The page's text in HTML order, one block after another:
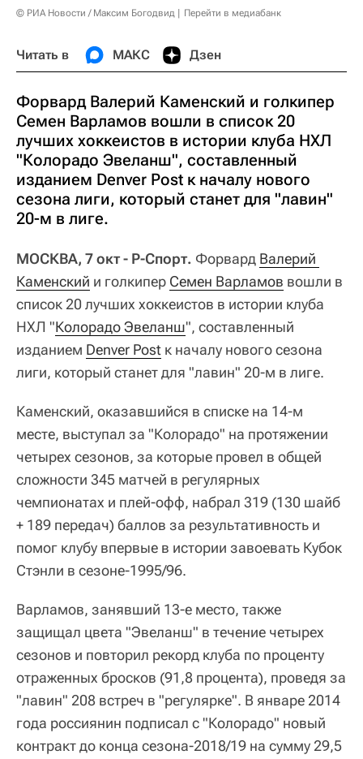
© РИА Новости / Максим Богодвид Перейти в медиабанк
Читать в МАКС Дзен
Форвард Валерий Каменский и голкипер
Семен Варламов вошли в список 20
лучших хоккеистов в истории клуба НХЛ
"Колорадо Эвеланш", составленный
изданием Denver Post к началу нового
сезона лиги, который станет для "лавин"
20-м в лиге.
МОСКВА, 7 окт - Р-Спорт. Форвард Валерий
Каменский и голкипер Семен Варламов вошли в
список 20 лучших хоккеистов в истории клуба
НХЛ "Колорадо Эвеланш", составленный
изданием Denver Post к началу нового сезона
лиги, который станет для "лавин" 20-м в лиге.
Каменский, оказавшийся в списке на 14-м
месте, выступал за "Колорадо" на протяжении
четырех сезонов, за которые провел в общей
сложности 345 матчей в регулярных
чемпионатах и плей-офф, набрал 319 (130 шайб
+ 189 передач) баллов за результативность и
помог клубу впервые в истории завоевать Кубок
Стэнли в сезоне-1995/96.
Варламов, занявший 13-е место, также
защищал цвета "Эвеланш" в течение четырех
сезонов и повторил рекорд клуба по проценту
отраженных бросков (91,8 процента), проведя за
"лавин" 208 встреч в "регулярке". В январе 2014
года россиянин подписал с "Колорадо" новый
контракт до конца сезона-2018/19 на сумму 29,5